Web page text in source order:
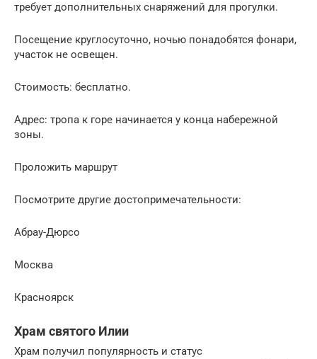
требует дополнительных снаряжений для прогулки.
Посещение круглосуточно, ночью понадобятся фонари,
участок не освещен.
Стоимость: бесплатно.
Адрес: тропа к горе начинается у конца набережной
зоны.
Проложить маршрут
Посмотрите другие достопримечательности:
Абрау-Дюрсо
Москва
Красноярск
Храм святого Илии
Храм получил популярность и статус